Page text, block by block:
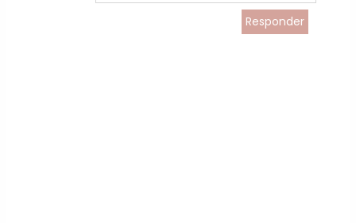
Responder